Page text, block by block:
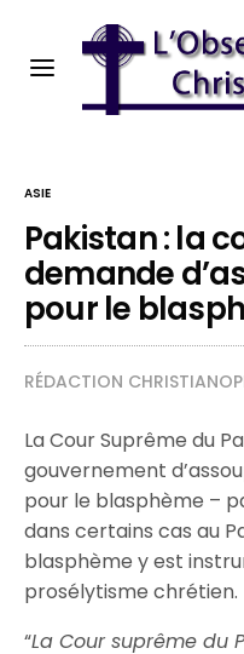
ASIE
Pakistan : la
demande
pour le
RÉDACTION
La Cour Suprême du
gouvernement
pour le blasphème –
dans certains cas au
blasphème y est
prosélytisme chrétien.
“La Cour suprême du